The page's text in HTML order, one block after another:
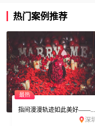
热门案例推荐
最热
指间漫漫轨迹如此美好——...
深圳